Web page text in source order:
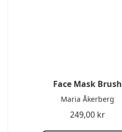
Face Mask Brush
Maria Åkerberg
249,00 kr